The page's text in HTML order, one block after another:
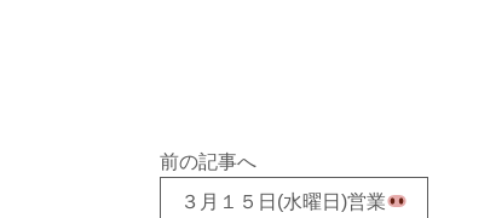
前の記事へ
３月１５日(水曜日)営業